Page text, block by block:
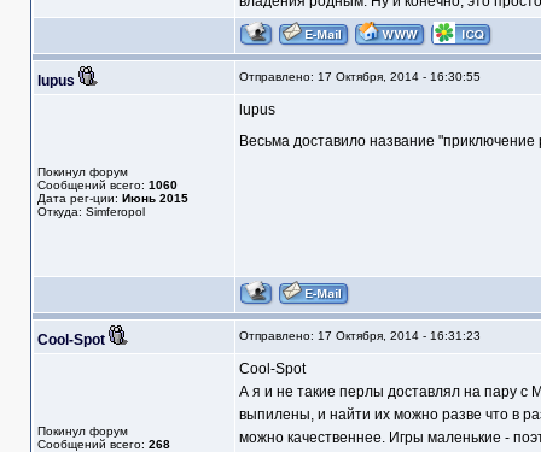
lupus Отправлено: 17 Октября, 2014 - 16:30:55
Покинул форум
Сообщений всего: 1060
Дата рег-ции: Июнь 2015
Откуда: Simferopol
lupus
Весьма доставило название
Cool-Spot Отправлено: 17 Октября, 2014 - 16:31:23
Покинул форум
Сообщений всего: 268
Cool-Spot
А я и не такие перлы доставлял на пару с
выпилены, и найти их можно разве что в
можно качественнее. Игры маленькие -